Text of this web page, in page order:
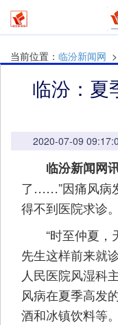
当前位置： 临汾新闻网 >
临汾：夏
2020-07-09
临汾新闻网
了……”因痛风病
得不到医院求诊。
“时至仲夏，
先生这样前来就
人民医院风湿科
风病在夏季高发
酒和冰镇饮料等